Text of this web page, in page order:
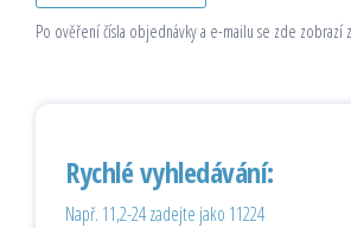
Po ověření čísla objednávky a e-mailu se zde zobrazí
Rychlé vyhledávání:
Např. 11,2-24 zadejte jako 11224